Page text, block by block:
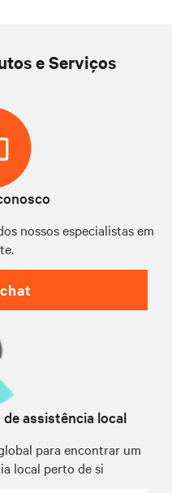
e Serviços
nossos especialistas em
assistência local
para encontrar um
local perto de si